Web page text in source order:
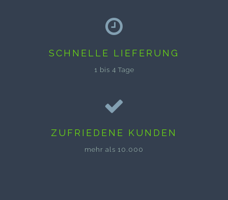
SCHNELLE LIEFERUNG
1 bis 4 Tage
ZUFRIEDENE KUNDEN
mehr als 10.000